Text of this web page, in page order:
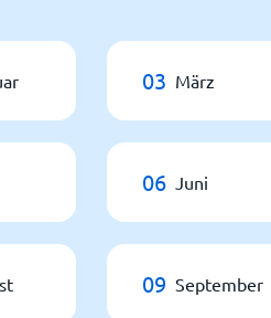
03 März
06 Juni
09 September